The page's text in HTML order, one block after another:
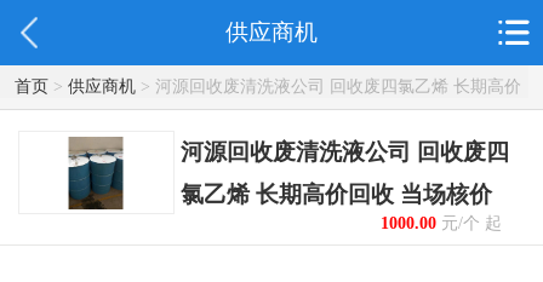
供应商机
首页> 供应商机> 河源回收废清洗液公司 回收废四氯乙烯 长期高价
回收 当场核价
河源回收废清洗液公司 回收废四
氯乙烯 长期高价回收 当场核价
1000.00元/个 起